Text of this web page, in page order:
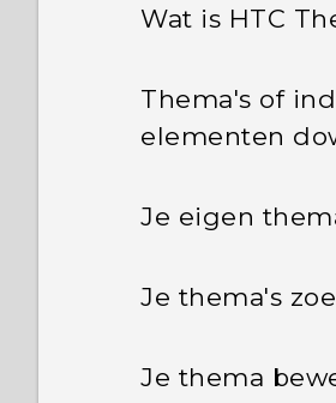
Wat is HTC
Thema's of
elementen
Je eigen
Je thema's
Je thema